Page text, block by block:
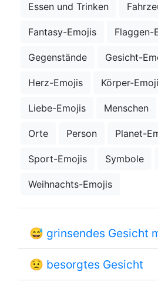
Essen und Trinken
Fantasy-Emojis Flaggen-
Gegenstände Gesicht-
Herz-Emojis Körper-
Liebe-Emojis Menschen
Orte Person Planet-
Sport-Emojis Symbole
Weihnachts-Emojis
😅 grinsendes Gesicht
😟 besorgtes Gesicht